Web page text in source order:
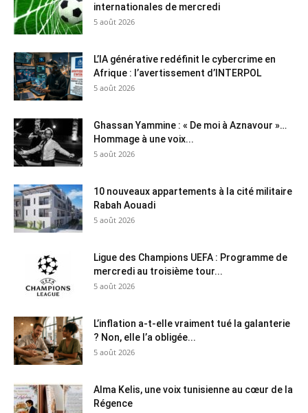
internationales de mercredi
5 août 2026
L’IA générative redéfinit le cybercrime en
Afrique : l’avertissement d’INTERPOL
5 août 2026
Ghassan Yammine : « De moi à Aznavour »…
Hommage à une voix...
5 août 2026
10 nouveaux appartements à la cité militaire
Rabah Aouadi
5 août 2026
Ligue des Champions UEFA : Programme de
mercredi au troisième tour...
5 août 2026
L’inflation a-t-elle vraiment tué la galanterie
? Non, elle l’a obligée...
5 août 2026
Alma Kelis, une voix tunisienne au cœur de la
Régence